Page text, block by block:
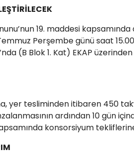
19. maddesi kapsamında
Perşembe günü saat
(B Blok 1. Kat) EKAP
yer tesliminden itibaren 450
ardından 10 gün
konsorsiyum